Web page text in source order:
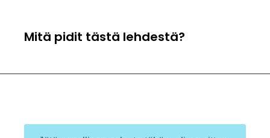
Mitä pidit tästä lehdestä?